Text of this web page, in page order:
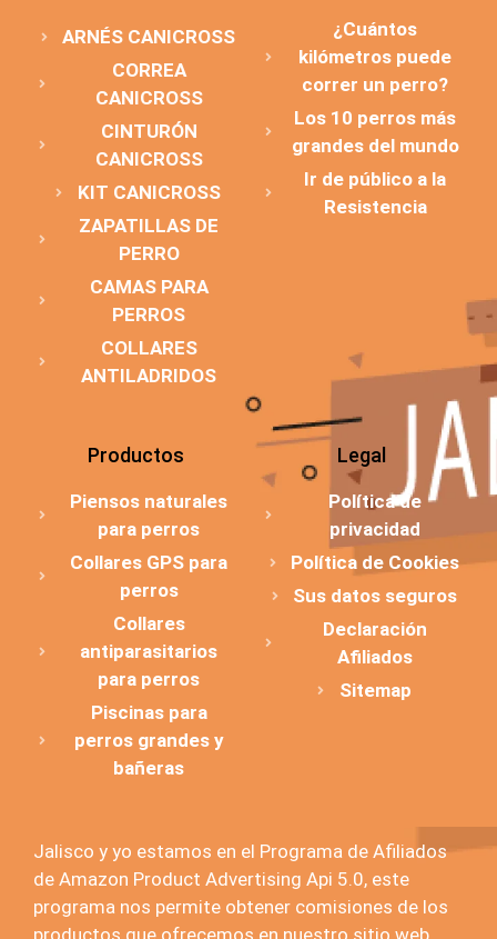
ARNÉS CANICROSS
CORREA
CANICROSS
CINTURÓN
CANICROSS
KIT CANICROSS
ZAPATILLAS DE
PERRO
CAMAS PARA
PERROS
COLLARES
ANTILADRIDOS
¿Cuántos
kilómetros puede
correr un perro?
Los 10 perros más
grandes del mundo
Ir de público a la
Resistencia
Productos
Piensos naturales
para perros
Collares GPS para
perros
Collares
antiparasitarios
para perros
Piscinas para
perros grandes y
bañeras
Legal
Política de
privacidad
Política de Cookies
Sus datos seguros
Declaración
Afiliados
Sitemap
Jalisco y yo estamos en el Programa de Afiliados
de Amazon Product Advertising Api 5.0, este
programa nos permite obtener comisiones de los